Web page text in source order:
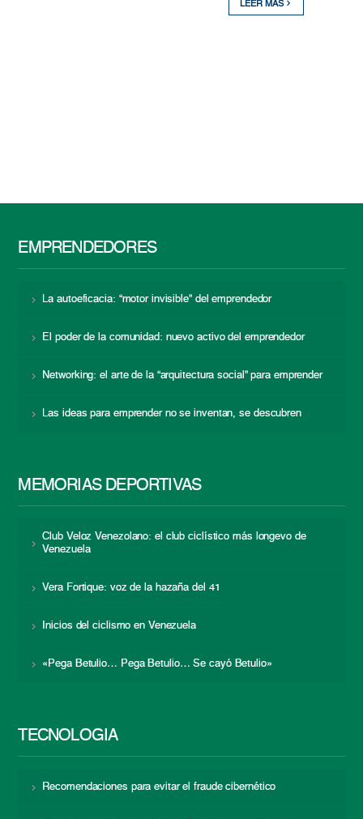
LEER MÁS
EMPRENDEDORES
La autoeficacia: “motor invisible” del emprendedor
El poder de la comunidad: nuevo activo del emprendedor
Networking: el arte de la “arquitectura social” para emprender
Las ideas para emprender no se inventan, se descubren
MEMORIAS DEPORTIVAS
Club Veloz Venezolano: el club ciclístico más longevo de
Venezuela
Vera Fortique: voz de la hazaña del 41
Inicios del ciclismo en Venezuela
«Pega Betulio… Pega Betulio… Se cayó Betulio»
TECNOLOGÍA
Recomendaciones para evitar el fraude cibernético